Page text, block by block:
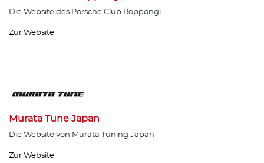
Die Website des Porsche Club Roppongi
Zur Website
Murata Tune Japan
Die Website von Murata Tuning Japan
Zur Website